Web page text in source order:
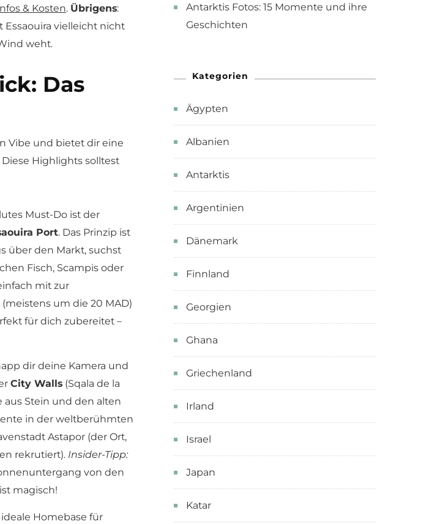
& Kosten. Übrigens:
vielleicht nicht
weht.
Das
Vibe und bietet dir eine
Highlights solltest
Must-Do ist der
Port. Das Prinzip ist
über den Markt, suchst
Fisch, Scampis oder
mit zur
um die 20 MAD)
für dich zubereitet –
dir deine Kamera und
City Walls (Sqala de la
aus Stein und den alten
in der weltberühmten
Astapor (der Ort,
rekrutiert). Insider-Tipp:
von den
magisch!
ideale Homebase für
Antarktis Fotos: 15 Momente und ihre
Geschichten
Kategorien
Ägypten
Albanien
Antarktis
Argentinien
Dänemark
Finnland
Georgien
Ghana
Griechenland
Irland
Israel
Japan
Katar